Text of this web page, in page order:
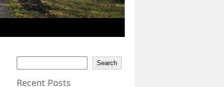
Search
Recent Posts